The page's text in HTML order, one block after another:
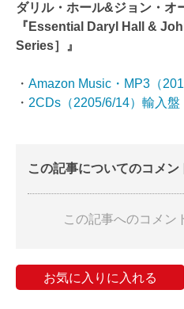
ダリル・ホール&ジョン・オ
『Essential Daryl Hall &
Series］』
・ Amazon Music・MP3（
・ 2CDs（2205/6/14）輸入盤
この記事についてのコメン
この記事へのコメン
お気に入りに入れる